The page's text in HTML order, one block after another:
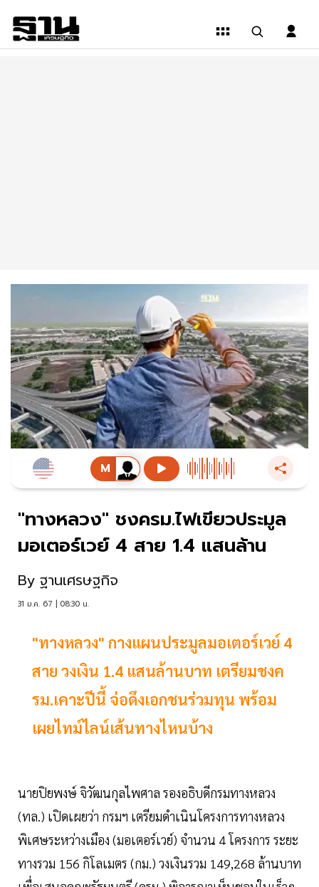
"ทางหลวง" ชงครม.ไฟเขียวประมูล
มอเตอร์เวย์ 4 สาย 1.4 แสนล้าน
By ฐานเศรษฐกิจ
31 ม.ค. 67 | 08:30 น.
"ทางหลวง" กางแผนประมูลมอเตอร์เวย์ 4
สาย วงเงิน 1.4 แสนล้านบาท เตรียมชงค
รม.เคาะปีนี้ จ่อดึงเอกชนร่วมทุน พร้อม
เผยไทม์ไลน์เส้นทางไหนบ้าง
นายปิยพงษ์ จิวัฒนกุลไพศาล รองอธิบดีกรมทางหลวง
(ทล.) เปิดเผยว่า กรมฯ เตรียมดำเนินโครงการทางหลวง
พิเศษระหว่างเมือง (มอเตอร์เวย์) จำนวน 4 โครงการ ระยะ
ทางรวม 156 กิโลเมตร (กม.) วงเงินรวม 149,268 ล้านบาท